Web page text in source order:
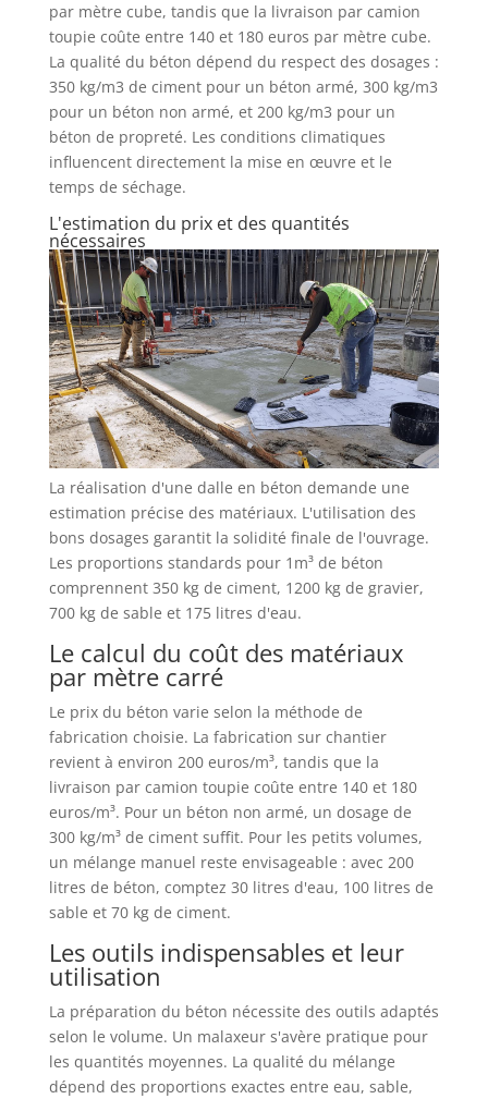
par mètre cube, tandis que la livraison par camion
toupie coûte entre 140 et 180 euros par mètre cube.
La qualité du béton dépend du respect des dosages :
350 kg/m3 de ciment pour un béton armé, 300 kg/m3
pour un béton non armé, et 200 kg/m3 pour un
béton de propreté. Les conditions climatiques
influencent directement la mise en œuvre et le
temps de séchage.
L'estimation du prix et des quantités
nécessaires
La réalisation d'une dalle en béton demande une
estimation précise des matériaux. L'utilisation des
bons dosages garantit la solidité finale de l'ouvrage.
Les proportions standards pour 1m³ de béton
comprennent 350 kg de ciment, 1200 kg de gravier,
700 kg de sable et 175 litres d'eau.
Le calcul du coût des matériaux
par mètre carré
Le prix du béton varie selon la méthode de
fabrication choisie. La fabrication sur chantier
revient à environ 200 euros/m³, tandis que la
livraison par camion toupie coûte entre 140 et 180
euros/m³. Pour un béton non armé, un dosage de
300 kg/m³ de ciment suffit. Pour les petits volumes,
un mélange manuel reste envisageable : avec 200
litres de béton, comptez 30 litres d'eau, 100 litres de
sable et 70 kg de ciment.
Les outils indispensables et leur
utilisation
La préparation du béton nécessite des outils adaptés
selon le volume. Un malaxeur s'avère pratique pour
les quantités moyennes. La qualité du mélange
dépend des proportions exactes entre eau, sable,